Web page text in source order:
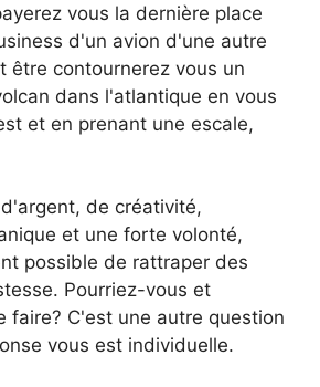
vous la dernière place
d'un avion d'une autre
être contournerez vous un
dans l'atlantique en vous
et en prenant une escale,
de créativité,
et une forte volonté,
possible de rattraper des
Pourriez-vous et
faire? C'est une autre question
vous est individuelle.